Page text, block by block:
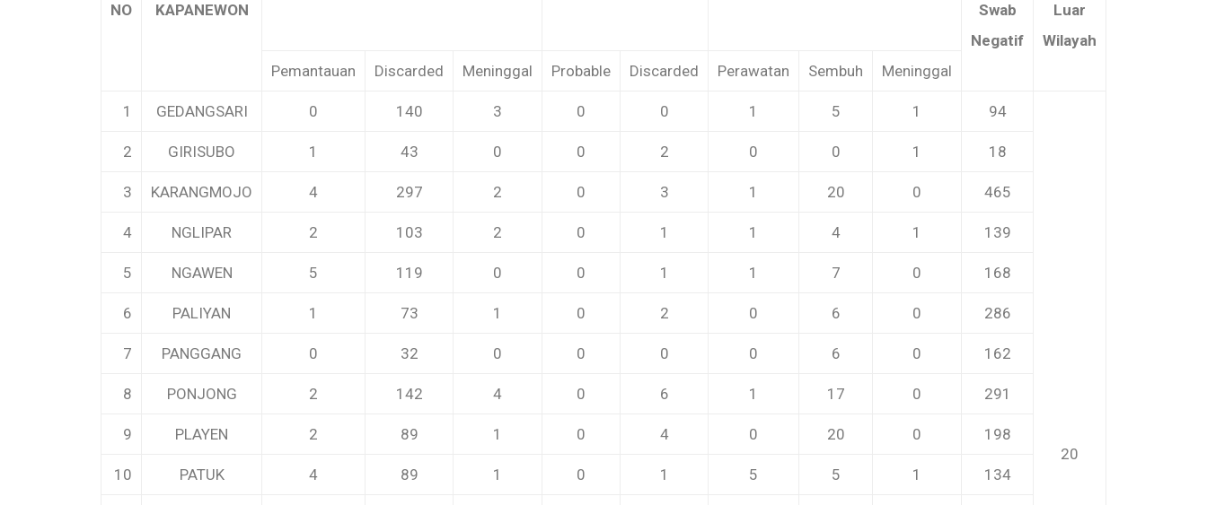
NO KAPANEWON
Swab
Negatif
Luar
Wilayah
Pemantauan
Discarded Meninggal Probable Discarded Perawatan Sembuh Meninggal
1 GEDANGSARI 0 140 3 0 0 1 5 1 94
20
2 GIRISUBO 1 43 0 0 2 0 0 1 18
3 KARANGMOJO 4 297 2 0 3 1 20 0 465
4 NGLIPAR 2 103 2 0 1 1 4 1 139
5 NGAWEN 5 119 0 0 1 1 7 0 168
6 PALIYAN 1 73 1 0 2 0 6 0 286
7 PANGGANG 0 32 0 0 0 0 6 0 162
8 PONJONG 2 142 4 0 6 1 17 0 291
9 PLAYEN 2 89 1 0 4 0 20 0 198
10 PATUK 4 89 1 0 1 5 5 1 134